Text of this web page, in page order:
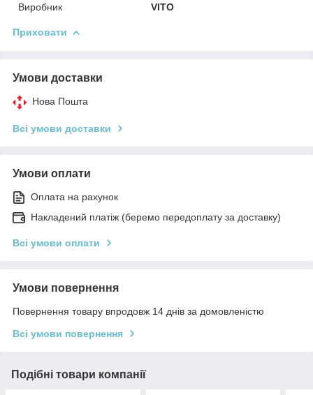
Виробник
VITO
Приховати
Умови доставки
Нова Пошта
Всі умови доставки
Умови оплати
Оплата на рахунок
Накладений платіж (беремо передоплату за доставку)
Всі умови оплати
Умови повернення
Повернення товару впродовж 14 днів за домовленістю
Всі умови повернення
Подібні товари компанії